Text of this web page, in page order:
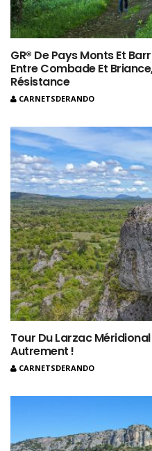
GR® De Pays Monts Et
Entre Combade Et
Résistance
CARNETSDERANDO
Tour Du Larzac
Autrement !
CARNETSDERANDO